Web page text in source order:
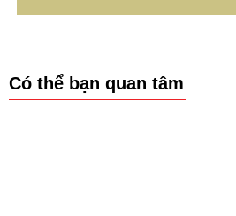
Có thể bạn quan tâm